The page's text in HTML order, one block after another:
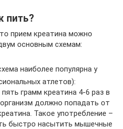
пить?
прием креатина можно
основным схемам:
наиболее популярна у
атлетов):
грамм креатина 4-6 раз в
должно попадать от
Такое употребление –
быстро насытить мышечные